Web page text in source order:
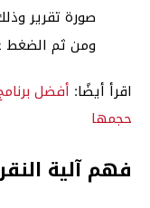
صورة تقرير
ومن ثم الضغط
اقرأ أيضًا:
حجمها
فهم آلية